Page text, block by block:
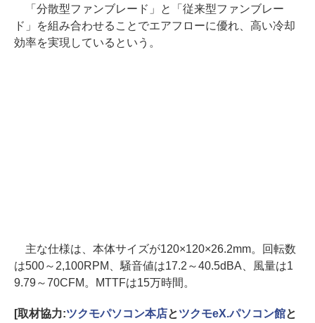
「分散型ファンブレード」と「従来型ファンブレー
ド」を組み合わせることでエアフローに優れ、高い冷却
効率を実現しているという。
主な仕様は、本体サイズが120×120×26.2mm。回転数
は500～2,100RPM、騒音値は17.2～40.5dBA、風量は1
9.79～70CFM。MTTFは15万時間。
[取材協力:ツクモパソコン本店とツクモeX.パソコン館と